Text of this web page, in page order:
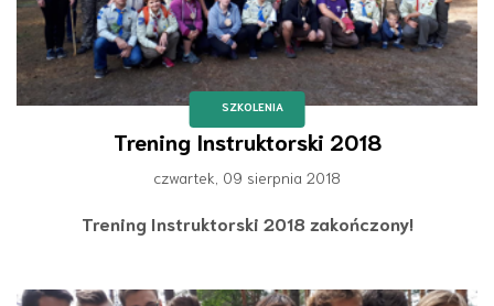
SZKOLENIA
Trening Instruktorski 2018
czwartek, 09 sierpnia 2018
Trening Instruktorski 2018 zakończony!